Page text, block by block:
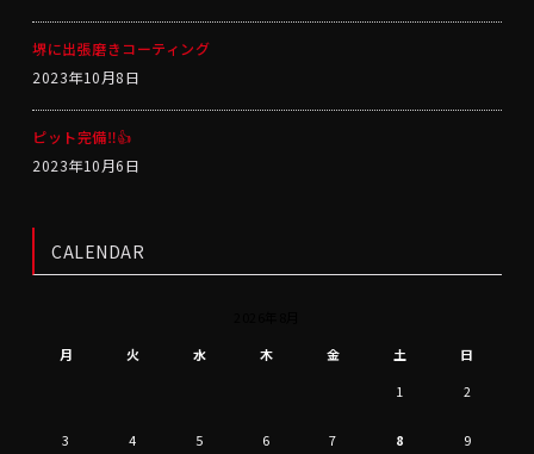
堺に出張磨きコーティング
2023年10月8日
ピット完備‼️👍
2023年10月6日
CALENDAR
月
火 水 木 金 土
日
1
2
3 4 5 6 7 8 9